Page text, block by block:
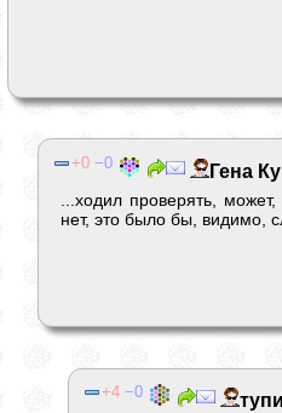
0 0 Гена
...ходил проверять,
нет, это было бы, видимо,
4 0